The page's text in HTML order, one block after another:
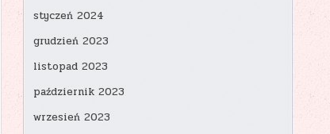
styczeń 2024
grudzień 2023
listopad 2023
październik 2023
wrzesień 2023